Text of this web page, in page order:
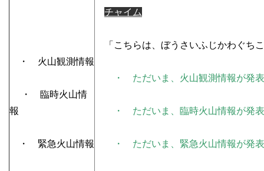
・ 火山観測情報
・ 臨時火山情
報
・ 緊急火山情報
チャイム
「こちらは、ぼうさいふじかわぐち
・ ただいま、火山観測情報が発
・ ただいま、臨時火山情報が発表
・ ただいま、緊急火山情報が発表